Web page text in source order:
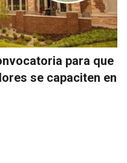
para que
se capaciten en